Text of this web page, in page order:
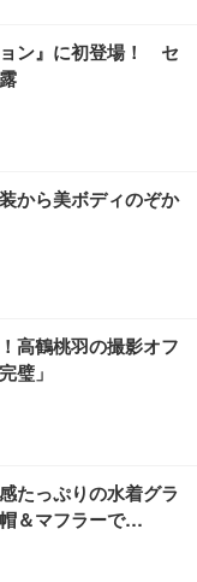
(ホワイト)
クチェア 肘なし メ
付き 腰サポート ガ
スター付き コンパク
】GRAPHT THE S
Essential ゲーミン
FHD 量子ドット 残
超厚型 お徳用 レギ
限定】
ン』に初登場！ セ
から美ボディのぞか
高鶴桃羽の撮影オフ
璧」
たっぷりの水着グラ
＆マフラーで…